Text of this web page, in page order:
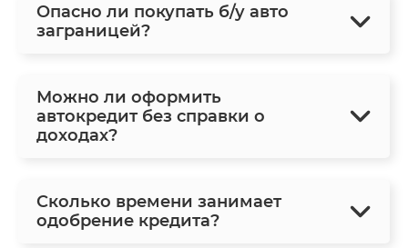
Опасно ли покупать б/у авто
заграницей?
Можно ли оформить
автокредит без справки о
доходах?
Сколько времени занимает
одобрение кредита?